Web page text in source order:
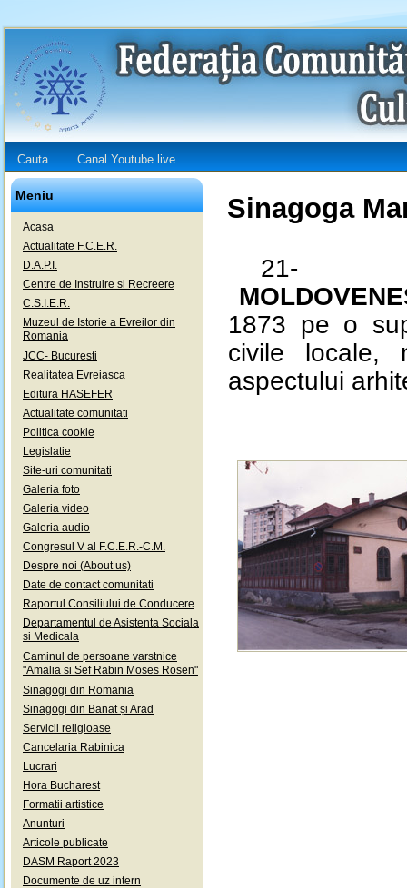
Cauta Canal Youtube live
Meniu
Acasa
Actualitate F.C.E.R.
D.A.P.I.
Centre de Instruire si Recreere
C.S.I.E.R.
Muzeul de Istorie a Evreilor din
Romania
JCC- Bucuresti
Realitatea Evreiasca
Editura HASEFER
Actualitate comunitati
Politica cookie
Legislatie
Site-uri comunitati
Galeria foto
Galeria video
Galeria audio
Congresul V al F.C.E.R.-C.M.
Despre noi (About us)
Date de contact comunitati
Raportul Consiliului de Conducere
Departamentul de Asistenta Sociala
si Medicala
Caminul de persoane varstnice
"Amalia si Sef Rabin Moses Rosen"
Sinagogi din Romania
Sinagogi din Banat și Arad
Servicii religioase
Cancelaria Rabinica
Lucrari
Hora Bucharest
Formatii artistice
Anunturi
Articole publicate
DASM Raport 2023
Documente de uz intern
Sinagoga
21-
1873 pe o
civile locale,
aspectului